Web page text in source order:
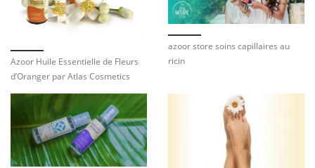
Azoor Huile Essentielle de Fleurs
d’Oranger par Atlas Cosmetics
azoor store soins capillaires au
ricin